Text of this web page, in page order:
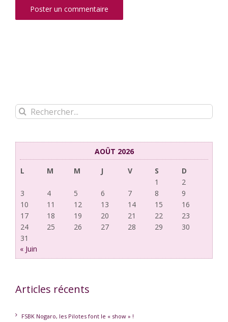
Rechercher:
AOÛT 2026
L
M M J V S
D
1
2
3
4 5 6 7 8
9
10
11 12 13 14 15
16
17
18 19 20 21 22
23
24
25 26 27 28 29
30
31
« Juin
Articles récents
FSBK Nogaro, les Pilotes font le « show » !